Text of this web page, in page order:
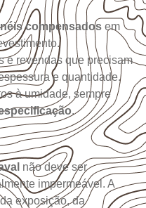
compensados em
e revendas que precisam
e quantidade.
à umidade, sempre
.
não deve ser
impermeável. A
exposição, da